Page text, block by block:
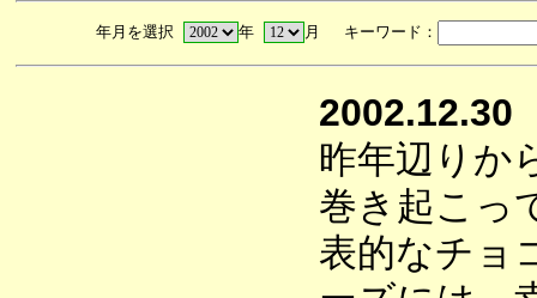
年月を選択 年 月 キーワード：
2002.12.30
昨年辺りか
巻き起こっ
表的なチョ